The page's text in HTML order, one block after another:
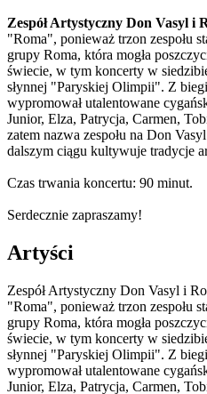
Zespół Artystyczny Don Vasyl i
"Roma", ponieważ trzon zespołu
grupy Roma, która mogła
świecie, w tym koncerty w
słynnej "Paryskiej Olimpii". Z
wypromował utalentowane
Junior, Elza, Patrycja, Carmen,
zatem nazwa zespołu na Don
dalszym ciągu kultywuje tradycje
Czas trwania koncertu: 90 minut.
Serdecznie zapraszamy!
Artyści
Zespół Artystyczny Don Vasyl i
"Roma", ponieważ trzon zespołu
grupy Roma, która mogła
świecie, w tym koncerty w
słynnej "Paryskiej Olimpii". Z
wypromował utalentowane
Junior, Elza, Patrycja, Carmen,